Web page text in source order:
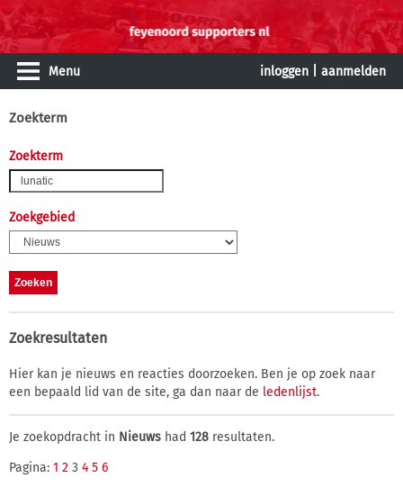
Menu inloggen aanmelden
Zoekterm
Zoekterm
Zoekgebied
Zoekresultaten
Hier kan je nieuws en reacties doorzoeken. Ben je op zoek naar
een bepaald lid van de site, ga dan naar de ledenlijst.
Je zoekopdracht in Nieuws had 128 resultaten.
Pagina: 1 2 3 4 5 6